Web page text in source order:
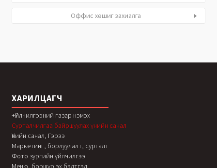
Оффис хөшиг захиалга
ХАРИЛЦАГЧ
+Үйлчилгээний газар нэмэх
Сурталчилгаа байршуулах үнийн санал
Үнийн санал, Гэрээ
Маркетинг, борлуулалт, сургалт
Фото зургийн үйлчилгээ
Меню, боршур эх бэлтгэл